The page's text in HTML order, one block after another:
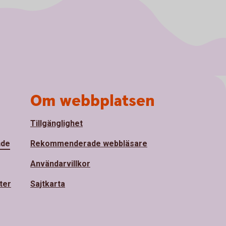
Om webbplatsen
Tillgänglighet
Rekommenderade webbläsare
Användarvillkor
Sajtkarta